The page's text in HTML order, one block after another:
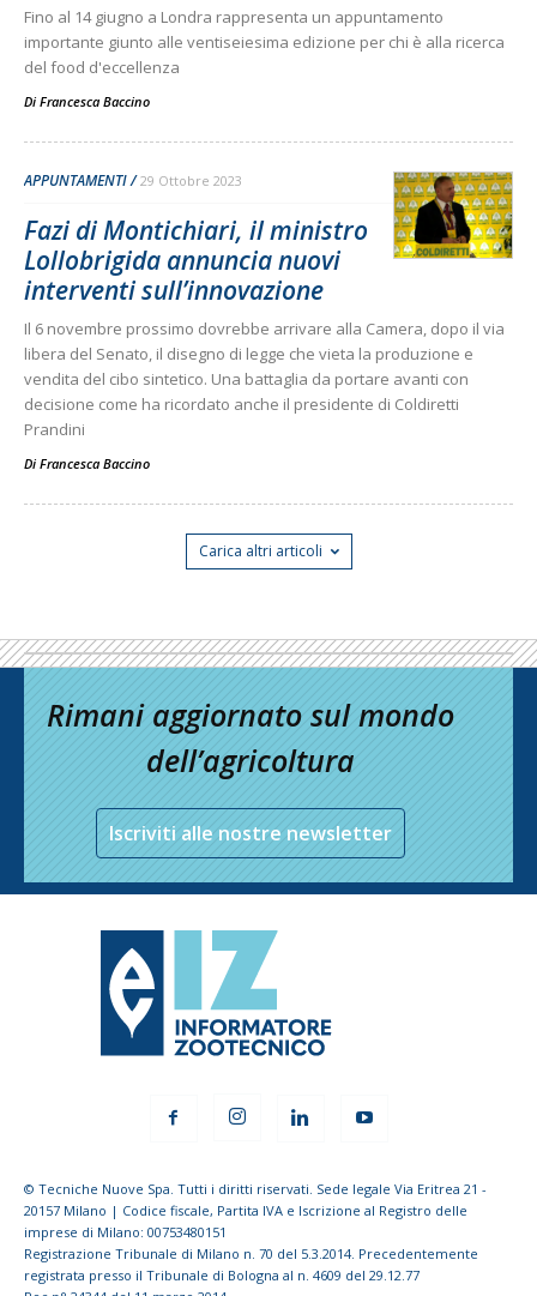
Fino al 14 giugno a Londra rappresenta un appuntamento
importante giunto alle ventiseiesima edizione per chi è alla ricerca
del food d'eccellenza
Di Francesca Baccino
APPUNTAMENTI 29 Ottobre 2023
Fazi di Montichiari, il ministro
Lollobrigida annuncia nuovi
interventi sull’innovazione
Il 6 novembre prossimo dovrebbe arrivare alla Camera, dopo il via
libera del Senato, il disegno di legge che vieta la produzione e
vendita del cibo sintetico. Una battaglia da portare avanti con
decisione come ha ricordato anche il presidente di Coldiretti
Prandini
Di Francesca Baccino
Carica altri articoli
Rimani aggiornato sul mondo
dell’agricoltura
Iscriviti alle nostre newsletter
© Tecniche Nuove Spa. Tutti i diritti riservati. Sede legale Via Eritrea 21 -
20157 Milano | Codice fiscale, Partita IVA e Iscrizione al Registro delle
imprese di Milano: 00753480151
Registrazione Tribunale di Milano n. 70 del 5.3.2014. Precedentemente
registrata presso il Tribunale di Bologna al n. 4609 del 29.12.77